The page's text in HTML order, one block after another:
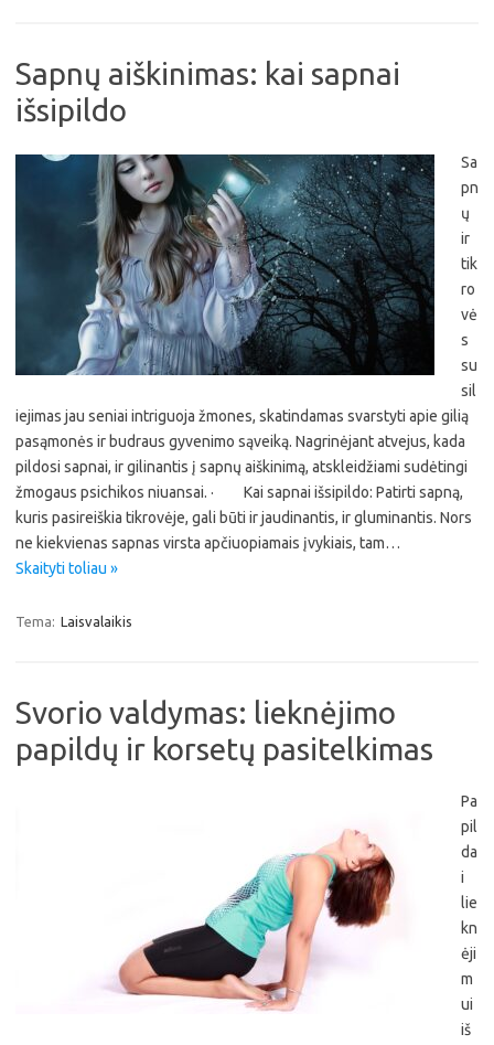
Sapnų aiškinimas: kai sapnai
išsipildo
Sa
pn
ų
ir
tik
ro
vė
s
su
sil
iejimas jau seniai intriguoja žmones, skatindamas svarstyti apie gilią
pasąmonės ir budraus gyvenimo sąveiką. Nagrinėjant atvejus, kada
pildosi sapnai, ir gilinantis į sapnų aiškinimą, atskleidžiami sudėtingi
žmogaus psichikos niuansai. · Kai sapnai išsipildo: Patirti sapną,
kuris pasireiškia tikrovėje, gali būti ir jaudinantis, ir gluminantis. Nors
ne kiekvienas sapnas virsta apčiuopiamais įvykiais, tam…
Skaityti toliau »
Tema: Laisvalaikis
Svorio valdymas: lieknėjimo
papildų ir korsetų pasitelkimas
Pa
pil
da
i
lie
kn
ėji
m
ui
iš